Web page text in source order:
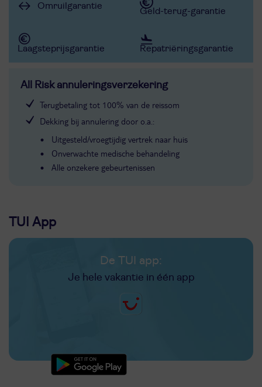
Omruilgarantie
Geld-terug-garantie
Laagsteprijsgarantie Repatriëringsgarantie
All Risk annuleringsverzekering
Terugbetaling tot 100% van de reissom
Dekking bij annulering door o.a.:
Uitgesteld/vroegtijdig vertrek naar huis
Onverwachte medische behandeling
Alle onzekere gebeurtenissen
TUI App
De TUI app:
Je hele vakantie in één app